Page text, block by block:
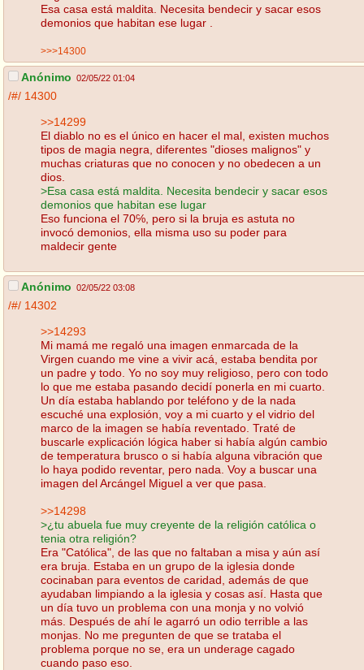
Esa casa está maldita. Necesita bendecir y sacar esos
demonios que habitan ese lugar .
>>>14300
Anónimo 02/05/22 01:04
/#/ 14300
>>14299
El diablo no es el único en hacer el mal, existen muchos
tipos de magia negra, diferentes "dioses malignos" y
muchas criaturas que no conocen y no obedecen a un
dios.
>Esa casa está maldita. Necesita bendecir y sacar esos
demonios que habitan ese lugar
Eso funciona el 70℅, pero si la bruja es astuta no
invocó demonios, ella misma uso su poder para
maldecir gente
Anónimo 02/05/22 03:08
/#/ 14302
>>14293
Mi mamá me regaló una imagen enmarcada de la
Virgen cuando me vine a vivir acá, estaba bendita por
un padre y todo. Yo no soy muy religioso, pero con todo
lo que me estaba pasando decidí ponerla en mi cuarto.
Un día estaba hablando por teléfono y de la nada
escuché una explosión, voy a mi cuarto y el vidrio del
marco de la imagen se había reventado. Traté de
buscarle explicación lógica haber si había algún cambio
de temperatura brusco o si había alguna vibración que
lo haya podido reventar, pero nada. Voy a buscar una
imagen del Arcángel Miguel a ver que pasa.
>>14298
>¿tu abuela fue muy creyente de la religión católica o
tenia otra religión?
Era "Católica", de las que no faltaban a misa y aún así
era bruja. Estaba en un grupo de la iglesia donde
cocinaban para eventos de caridad, además de que
ayudaban limpiando a la iglesia y cosas así. Hasta que
un día tuvo un problema con una monja y no volvió
más. Después de ahí le agarró un odio terrible a las
monjas. No me pregunten de que se trataba el
problema porque no se, era un underage cagado
cuando paso eso.